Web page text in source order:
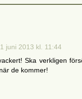
juni 2013 kl. 11:44
Ska verkligen
de kommer!